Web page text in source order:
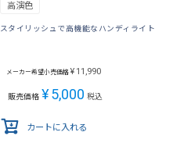
高演色
スタイリッシュで高機能なハンディライト
メーカー希望小売価格 ¥ 11,990
販売価格 ¥5,000 税込
カートに入れる